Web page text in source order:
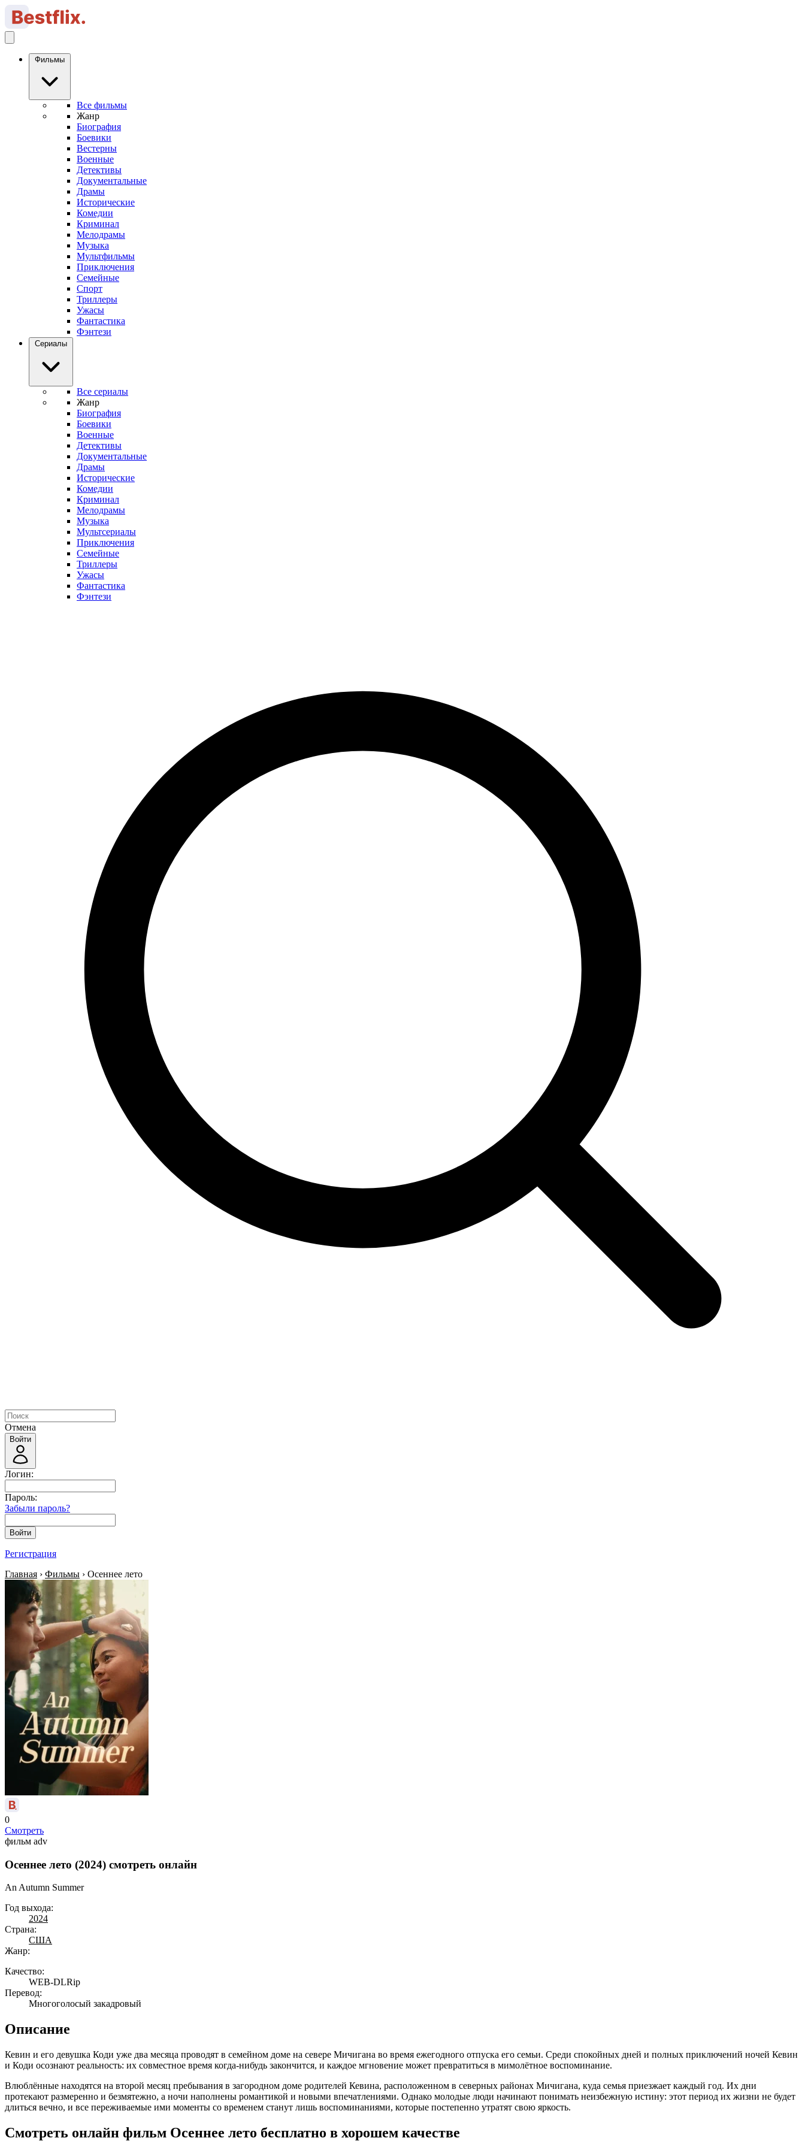
Фильмы
Все фильмы
Жанр
Биография
Боевики
Вестерны
Военные
Детективы
Документальные
Драмы
Исторические
Комедии
Криминал
Мелодрамы
Музыка
Мультфильмы
Приключения
Семейные
Спорт
Триллеры
Ужасы
Фантастика
Фэнтези
Сериалы
Все сериалы
Жанр
Биография
Боевики
Военные
Детективы
Документальные
Драмы
Исторические
Комедии
Криминал
Мелодрамы
Музыка
Мультсериалы
Приключения
Семейные
Триллеры
Ужасы
Фантастика
Фэнтези
Отмена
Войти
Логин:
Пароль:
Забыли пароль?
Войти
Регистрация
Главная › Фильмы › Осеннее лето
0
Смотреть
фильм adv
Осеннее лето (2024) смотреть онлайн
An Autumn Summer
Год выхода:
2024
Страна:
США
Жанр:
Качество:
WEB-DLRip
Перевод:
Многоголосый закадровый
Описание
Кевин и его девушка Коди уже два месяца проводят в семейном доме на севере Мичигана во время ежегодного отпуска его семьи. Среди спокойных дней и полных приключений ночей Кевин
и Коди осознают реальность: их совместное время когда-нибудь закончится, и каждое мгновение может превратиться в мимолётное воспоминание.
Влюблённые находятся на второй месяц пребывания в загородном доме родителей Кевина, расположенном в северных районах Мичигана, куда семья приезжает каждый год. Их дни
протекают размеренно и безмятежно, а ночи наполнены романтикой и новыми впечатлениями. Однако молодые люди начинают понимать неизбежную истину: этот период их жизни не будет
длиться вечно, и все переживаемые ими моменты со временем станут лишь воспоминаниями, которые постепенно утратят свою яркость.
Смотреть онлайн фильм Осеннее лето бесплатно в хорошем качестве